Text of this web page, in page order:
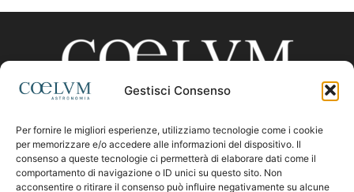
Gestisci Consenso
Per fornire le migliori esperienze, utilizziamo tecnologie come i cookie
per memorizzare e/o accedere alle informazioni del dispositivo. Il
consenso a queste tecnologie ci permetterà di elaborare dati come il
comportamento di navigazione o ID unici su questo sito. Non
acconsentire o ritirare il consenso può influire negativamente su alcune
CHI SIAMO